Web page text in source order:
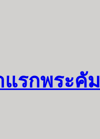
รกพระคั